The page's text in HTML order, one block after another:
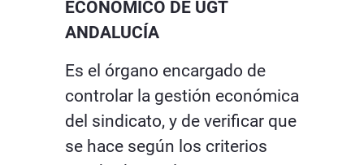
ECONÓMICO DE UGT
ANDALUCÍA
Es el órgano encargado de
controlar la gestión económica
del sindicato, y de verificar que
se hace según los criterios